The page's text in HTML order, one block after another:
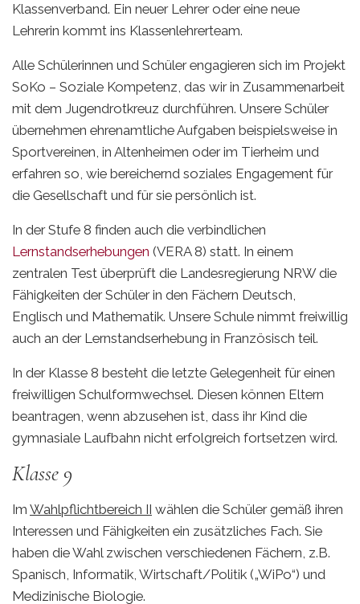
Klassenverband. Ein neuer Lehrer oder eine neue
Lehrerin kommt ins Klassenlehrerteam.
Alle Schülerinnen und Schüler engagieren sich im Projekt
SoKo – Soziale Kompetenz, das wir in Zusammenarbeit
mit dem Jugendrotkreuz durchführen. Unsere Schüler
übernehmen ehrenamtliche Aufgaben beispielsweise in
Sportvereinen, in Altenheimen oder im Tierheim und
erfahren so, wie bereichernd soziales Engagement für
die Gesellschaft und für sie persönlich ist.
In der Stufe 8 finden auch die verbindlichen
Lernstandserhebungen (VERA 8) statt. In einem
zentralen Test überprüft die Landesregierung NRW die
Fähigkeiten der Schüler in den Fächern Deutsch,
Englisch und Mathematik. Unsere Schule nimmt freiwillig
auch an der Lernstandserhebung in Französisch teil.
In der Klasse 8 besteht die letzte Gelegenheit für einen
freiwilligen Schulformwechsel. Diesen können Eltern
beantragen, wenn abzusehen ist, dass ihr Kind die
gymnasiale Laufbahn nicht erfolgreich fortsetzen wird.
Klasse 9
Im Wahlpflichtbereich II wählen die Schüler gemäß ihren
Interessen und Fähigkeiten ein zusätzliches Fach. Sie
haben die Wahl zwischen verschiedenen Fächern, z.B.
Spanisch, Informatik, Wirtschaft/Politik („WiPo“) und
Medizinische Biologie.